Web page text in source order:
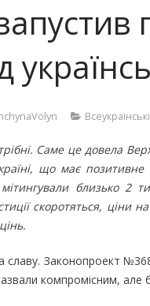
Саме це довела
що має позитивне
близько 2
скоротяться,
славу. Законопроект
компромісним,